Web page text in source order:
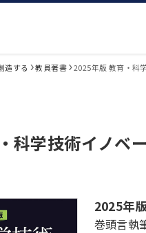
造する 教員著書 2025年版 教育・科
科学技術イノベ
2025年
巻頭言執